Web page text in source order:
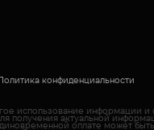
конфиденциальности
использование информации и
получения актуальной
оплате может